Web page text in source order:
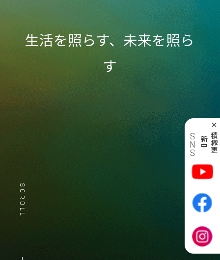
積
極
更
新
中
SNS
×
生活を照らす、未来を照ら
す
SCROLL